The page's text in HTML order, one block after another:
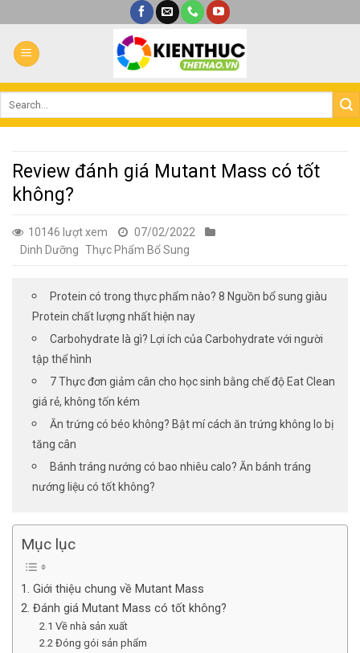
qua
nội
dung
Review đánh giá Mutant Mass có tốt
không?
10146 lượt xem
07/02/2022
Dinh Dưỡng Thực Phẩm Bổ Sung
Protein có trong thực phẩm nào? 8 Nguồn bổ sung giàu
Protein chất lượng nhất hiện nay
Carbohydrate là gì? Lợi ích của Carbohydrate với người
tập thể hình
7 Thực đơn giảm cân cho học sinh bằng chế độ Eat Clean
giá rẻ, không tốn kém
Ăn trứng có béo không? Bật mí cách ăn trứng không lo bị
tăng cân
Bánh tráng nướng có bao nhiêu calo? Ăn bánh tráng
nướng liệu có tốt không?
Mục lục
1. Giới thiệu chung về Mutant Mass
2. Đánh giá Mutant Mass có tốt không?
2.1 Về nhà sản xuất
2.2 Đóng gói sản phẩm